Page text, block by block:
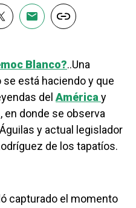
Blanco?..Una
está haciendo y que
delAméricay
en donde se observa
y actual legislador
de los tapatíos.
capturado el momento